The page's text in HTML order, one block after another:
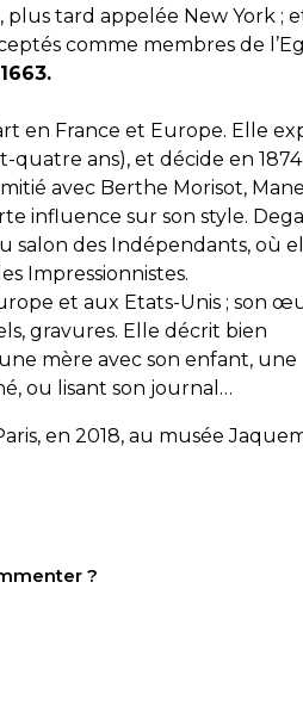
plus tard appelée New York ;
comme membres de
en France et Europe. Elle
quatre ans), et décide en
avec Berthe Morisot,
influence sur son style.
salon des Indépendants, où
Impressionnistes.
et aux Etats-Unis ; son
gravures. Elle décrit bien
mère avec son enfant, une
ou lisant son journal…
en 2018, au musée
?